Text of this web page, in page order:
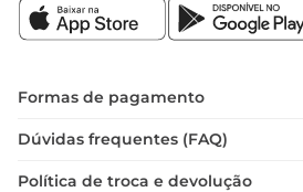
Formas de pagamento
Dúvidas frequentes (FAQ)
Política de troca e devolução